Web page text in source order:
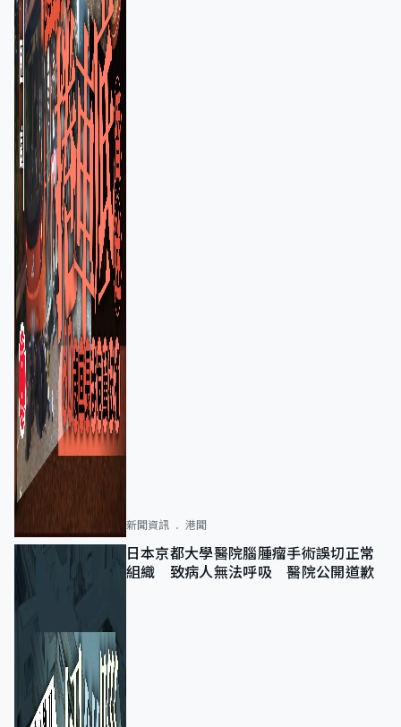
新聞資訊 港聞
日本京都大學醫院腦腫瘤手術誤切正常
組織 致病人無法呼吸 醫院公開道歉